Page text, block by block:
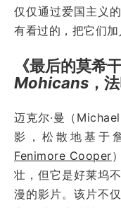
仅仅通过爱国主义
有看过的，把它们加
《最后的莫希
Mohicans ，
迈克尔·曼（
影，松散地基于
Fenimore Cooper
壮，但它是好莱坞
漫的影片。该片不